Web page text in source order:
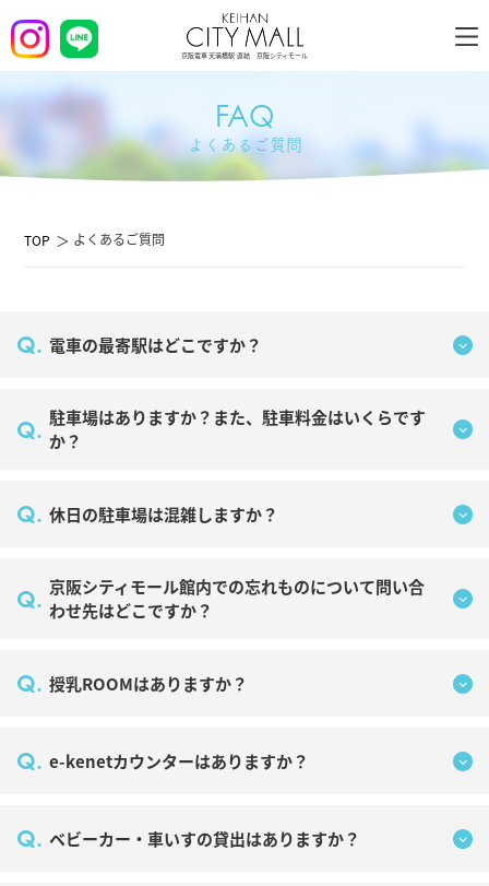
京阪電車 天満橋駅 直結 京阪シティモール
FAQ
よくあるご質問
TOP よくあるご質問
Q. 電車の最寄駅はどこですか？
Q. 駐車場はありますか？また、駐車料金はいくらです
か？
Q. 休日の駐車場は混雑しますか？
Q. 京阪シティモール館内での忘れものについて問い合
わせ先はどこですか？
Q. 授乳ROOMはありますか？
Q. e-kenetカウンターはありますか？
Q. ベビーカー・車いすの貸出はありますか？